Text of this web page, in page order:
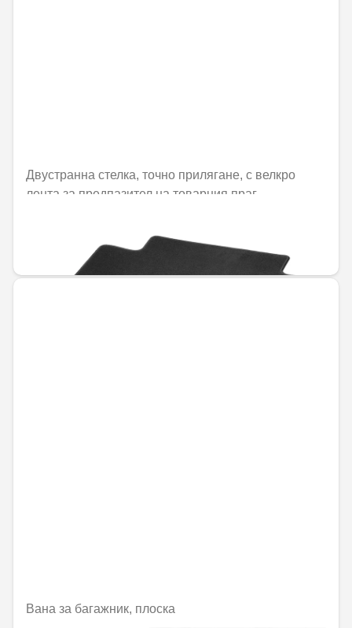
Двустранна стелка, точно прилягане, с велкро
лента за предпазител на товарния праг
163,86 € / 320,48 лв.
Вана за багажник, плоска